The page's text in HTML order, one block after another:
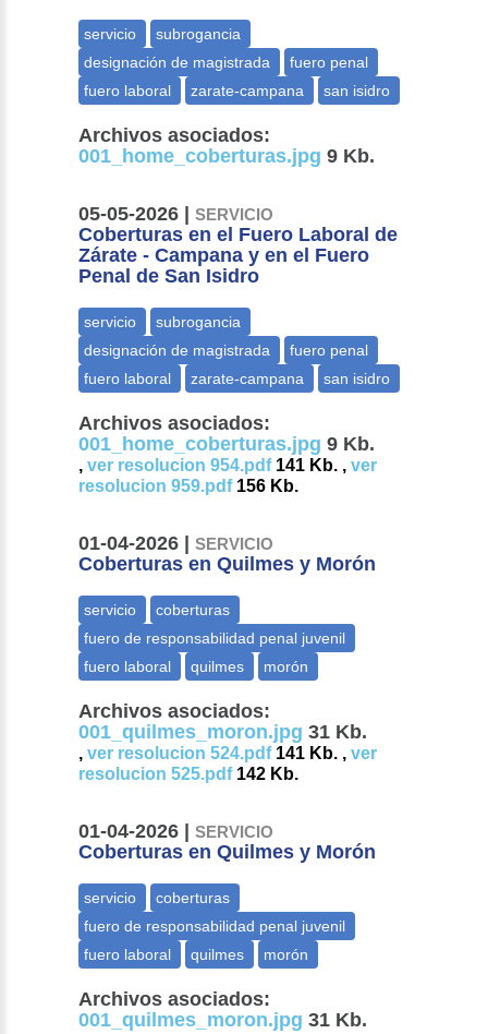
Archivos asociados:
001_home_coberturas.jpg 9 Kb.
05-05-2026 |SERVICIO
Coberturas en el Fuero Laboral de
Zárate - Campana y en el Fuero
Penal de San Isidro
Archivos asociados:
001_home_coberturas.jpg 9 Kb.
,ver resolucion 954.pdf141 Kb. ,ver
resolucion 959.pdf156 Kb.
01-04-2026 |SERVICIO
Coberturas en Quilmes y Morón
Archivos asociados:
001_quilmes_moron.jpg 31 Kb.
,ver resolucion 524.pdf141 Kb. ,ver
resolucion 525.pdf142 Kb.
01-04-2026 |SERVICIO
Coberturas en Quilmes y Morón
Archivos asociados:
001_quilmes_moron.jpg 31 Kb.